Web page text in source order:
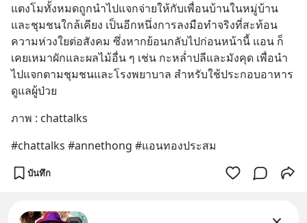
แตงโมทั้งหมดถูกนำไปแจกจ่ายให้กับเพื่อนบ้านในหมู่บ้าน
และชุมชนใกล้เคียง เป็นอีกหนึ่งการลงมือทำจริงที่สะท้อน
ความห่วงใยต่อสังคม ซึ่งหากย้อนกลับไปก่อนหน้านี้ แอน ก็
เคยเหมาผักและผลไม้อื่น ๆ เช่น กะหล่ำปลีและมังคุด เพื่อนำ
ไปแจกตามชุมชนและโรงพยาบาล สำหรับใช้ประกอบอาหาร
ดูแลผู้ป่วย
ภาพ : chattalks
#chattalks #annethong #แอนทองประสม
บันทึก